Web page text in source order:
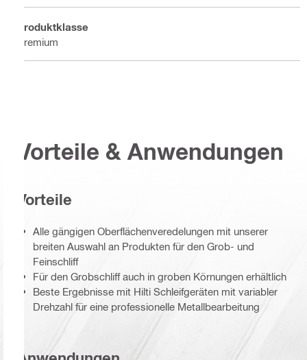
Produktklasse
Premium
Vorteile & Anwendungen
Vorteile
Alle gängigen Oberflächenveredelungen mit unserer
breiten Auswahl an Produkten für den Grob- und
Feinschliff
Für den Grobschliff auch in groben Körnungen erhältlich
Beste Ergebnisse mit Hilti Schleifgeräten mit variabler
Drehzahl für eine professionelle Metallbearbeitung